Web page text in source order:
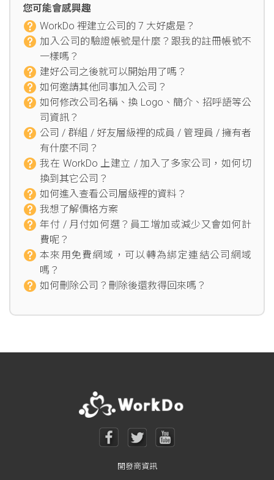
您可能會感興趣
WorkDo 裡建立公司的 7 大好處是？
加入公司的驗證帳號是什麼？跟我的註冊帳號不
一樣嗎？
建好公司之後就可以開始用了嗎？
如何邀請其他同事加入公司？
如何修改公司名稱、換 Logo、簡介、招呼語等公
司資訊？
公司 / 群組 / 好友層級裡的成員 / 管理員 / 擁有者
有什麼不同？
我在 WorkDo 上建立 / 加入了多家公司，如何切
換到其它公司？
如何進入查看公司層級裡的資料？
我想了解價格方案
年付 / 月付如何選？員工增加或減少又會如何計
費呢？
本來用免費網域，可以轉為綁定連結公司網域
嗎？
如何刪除公司？刪除後還救得回來嗎？
開發商資訊